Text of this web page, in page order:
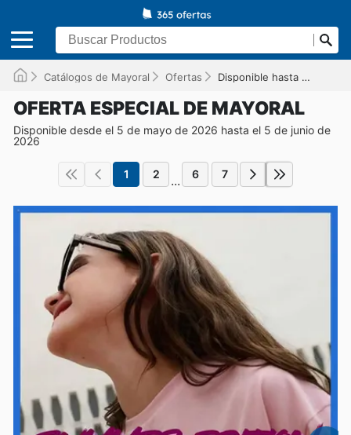
Catálogos de Mayoral Ofertas Disponible hasta el 05/06/2026
OFERTA ESPECIAL DE MAYORAL
Disponible desde el 5 de mayo de 2026 hasta el 5 de junio de
2026
1 2 ... 6 7